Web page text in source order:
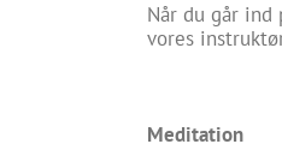
Når du går ind
vores
Meditation